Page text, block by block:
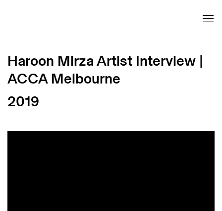
Haroon Mirza Artist Interview |
ACCA Melbourne
2019